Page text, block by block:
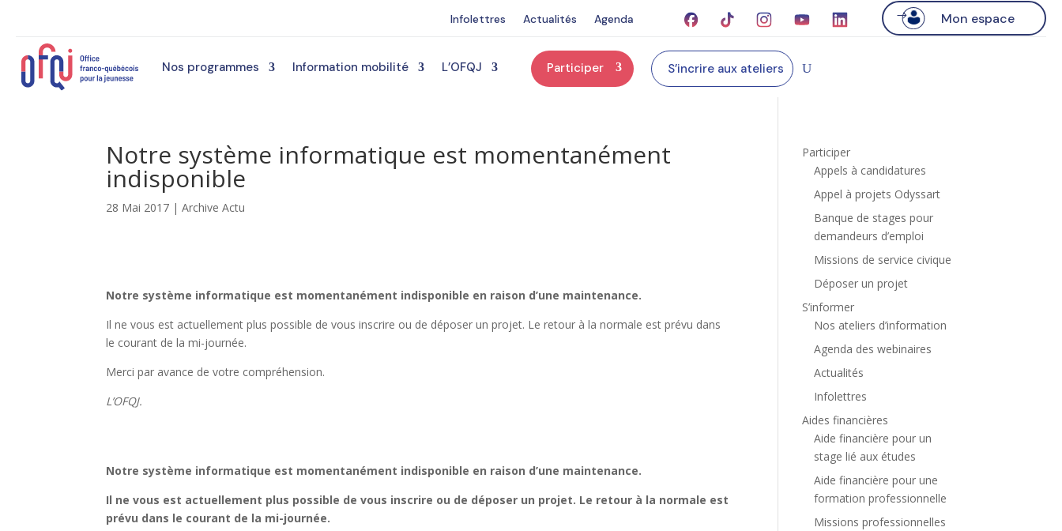
Infolettres Actualités Agenda Mon espace
Nos programmes Information mobilité L’OFQJ Participer S’incrire aux ateliers
Notre système informatique est momentanément
indisponible
28 Mai 2017 |Archive Actu
Notre système informatique est momentanément indisponible en raison d’une maintenance.
Il ne vous est actuellement plus possible de vous inscrire ou de déposer un projet. Le retour à la normale est prévu dans
le courant de la mi-journée.
Merci par avance de votre compréhension.
L’OFQJ.
Notre système informatique est momentanément indisponible en raison d’une maintenance.
Il ne vous est actuellement plus possible de vous inscrire ou de déposer un projet. Le retour à la normale est
prévu dans le courant de la mi-journée.
Participer
Appels à candidatures
Appel à projets Odyssart
Banque de stages pour
demandeurs d’emploi
Missions de service civique
Déposer un projet
S’informer
Nos ateliers d’information
Agenda des webinaires
Actualités
Infolettres
Aides financières
Aide financière pour un
stage lié aux études
Aide financière pour une
formation professionnelle
Missions professionnelles